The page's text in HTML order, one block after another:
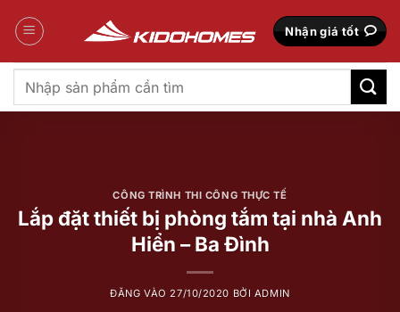
qua
Nhận giá tốt
Tìm
kiếm:
CÔNG TRÌNH THI CÔNG THỰC TẾ
Lắp đặt thiết bị phòng tắm tại nhà Anh
Hiển – Ba Đình
ĐĂNG VÀO27/10/2020 BỞI ADMIN